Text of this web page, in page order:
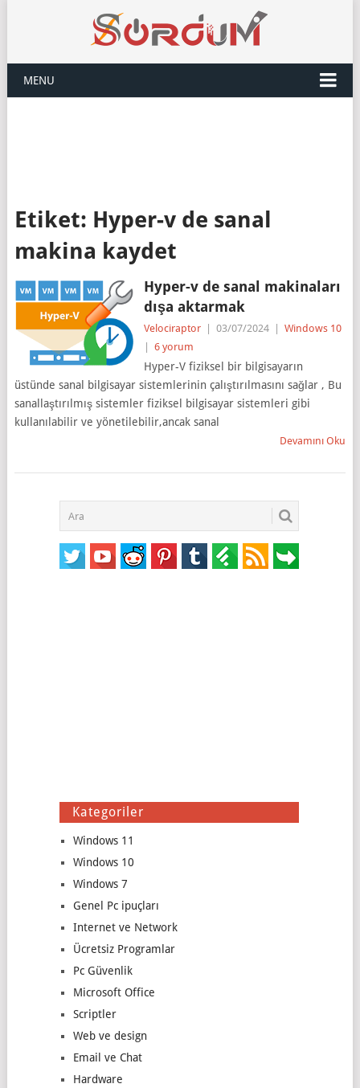
MENU
Etiket: Hyper-v de sanal
makina kaydet
Hyper-v de sanal makinaları
dışa aktarmak
Velociraptor 03/07/2024
Windows 10
6 yorum
Hyper-V fiziksel bir bilgisayarın
üstünde sanal bilgisayar sistemlerinin çalıştırılmasını sağlar , Bu
sanallaştırılmış sistemler fiziksel bilgisayar sistemleri gibi
kullanılabilir ve yönetilebilir,ancak sanal
Devamını Oku
Kategoriler
Windows 11
Windows 10
Windows 7
Genel Pc ipuçları
Internet ve Network
Ücretsiz Programlar
Pc Güvenlik
Microsoft Office
Scriptler
Web ve design
Email ve Chat
Hardware